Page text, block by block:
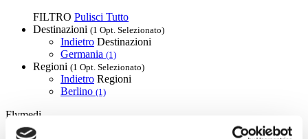
FILTRO Pulisci Tutto
Destinazioni (1 Opt. Selezionato)
Indietro Destinazioni
Germania (1)
Regioni (1 Opt. Selezionato)
Indietro Regioni
Berlino (1)
Flymedi